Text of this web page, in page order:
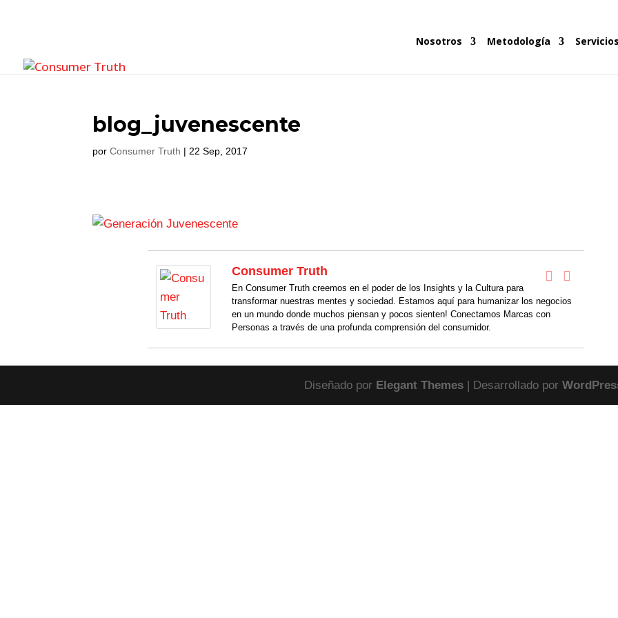
Nosotros Metodología
blog_juvenescente
porConsumer Truth | 22 Sep, 2017
Consumer Truth
En Consumer Truth creemos en el poder de los Insights y la Cultura para
transformar nuestras mentes y sociedad. Estamos aquí para humanizar los negocios
en un mundo donde muchos piensan y pocos sienten! Conectamos Marcas con
Personas a través de una profunda comprensión del consumidor.
Diseñado por Elegant Themes | Desarrollado por